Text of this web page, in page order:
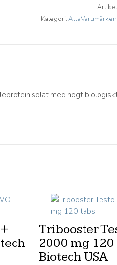
Kategori:
med högt
Tribooster
2000 mg 120
Biotech USA